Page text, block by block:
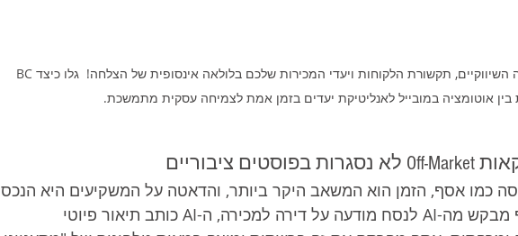
אוטומציה במובייל לאנליטיקת יעדים בזמן אמת לצמיחה עסקית מתמשכת.
כמו אסף, הזמן הוא המשאב היקר ביותר, והדאטה על המשקיעים היא הנכס
הכי גדול שלו. כשאסף מבקש מה-AI לנסח מודעה על דירה למכירה, ה-AI כותב תיאור פיוטי